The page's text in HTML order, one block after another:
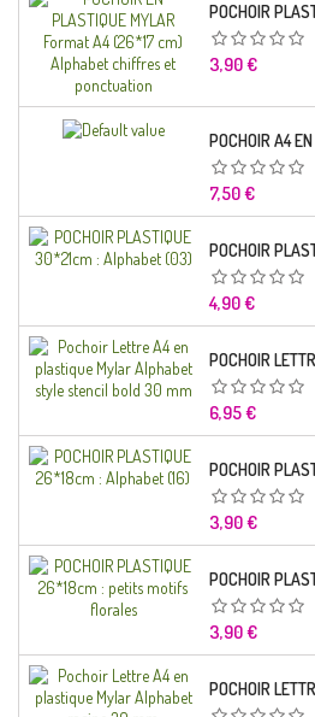
Prix
3,90 €
Prix
7,50 €
Prix
4,90 €
Prix
6,95 €
Prix
3,90 €
Prix
3,90 €